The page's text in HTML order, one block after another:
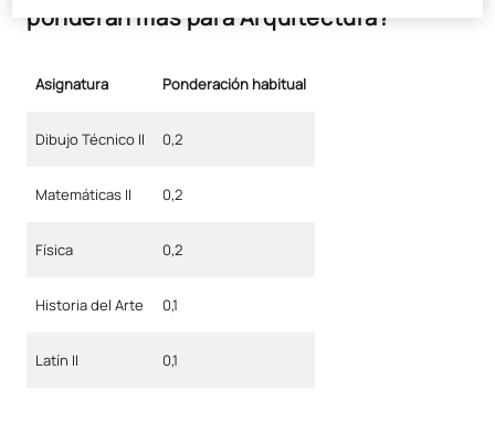
ponderan más para Arquitectura?
Asignatura Ponderación habitual
Dibujo Técnico II 0,2
Matemáticas II 0,2
Física 0,2
Historia del Arte 0,1
Latín II 0,1